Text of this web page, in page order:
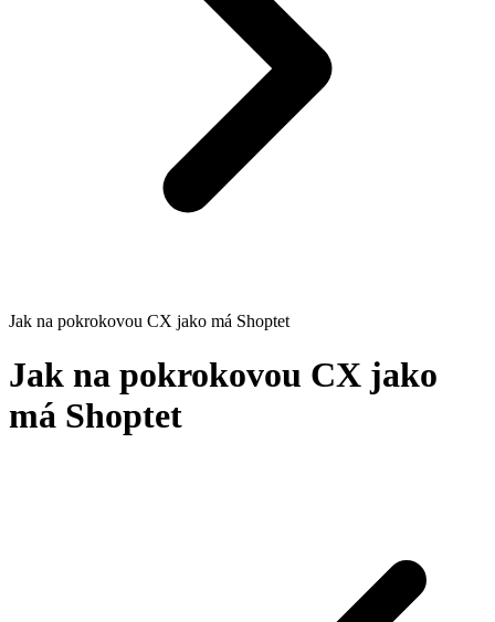
Jak na pokrokovou CX jako má Shoptet
Jak na pokrokovou CX jako
má Shoptet